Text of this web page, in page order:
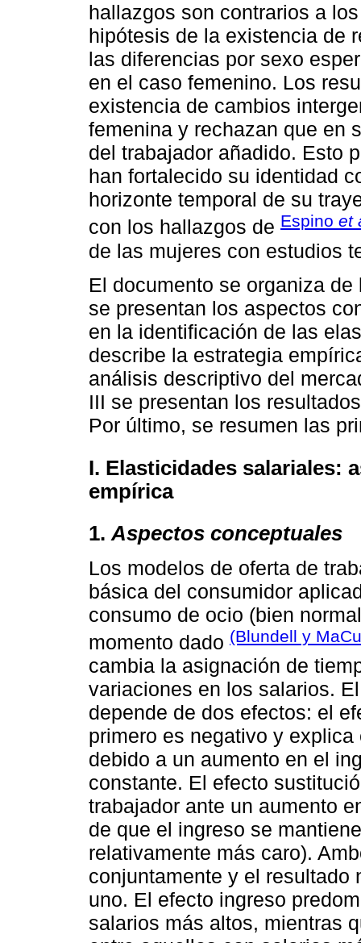
hallazgos son contrarios a
hipótesis de la existencia de
las diferencias por sexo
en el caso femenino. Los
existencia de cambios
femenina y rechazan que en
del trabajador añadido. Esto
han fortalecido su identidad
horizonte temporal de su
con los hallazgos de Espino et
de las mujeres con estudios
El documento se organiza
se presentan los aspectos
en la identificación de las
describe la estrategia
análisis descriptivo del
III se presentan los
Por último, se resumen las
I. Elasticidades salariales:
empírica
1. Aspectos conceptuales
Los modelos de oferta de
básica del consumidor
consumo de ocio (bien
momento dado (Blundell y
cambia la asignación de
variaciones en los salarios.
depende de dos efectos: el
primero es negativo y
debido a un aumento en el
constante. El efecto
trabajador ante un aumento
de que el ingreso se
relativamente más caro).
conjuntamente y el resultado
uno. El efecto ingreso
salarios más altos, mientras